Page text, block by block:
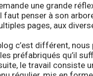
une grande
penser à son
pages, aux
c’est différent, nous
préfabriqués qu’il
le travail consiste